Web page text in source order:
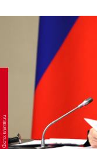
Фото: kremlin.ru